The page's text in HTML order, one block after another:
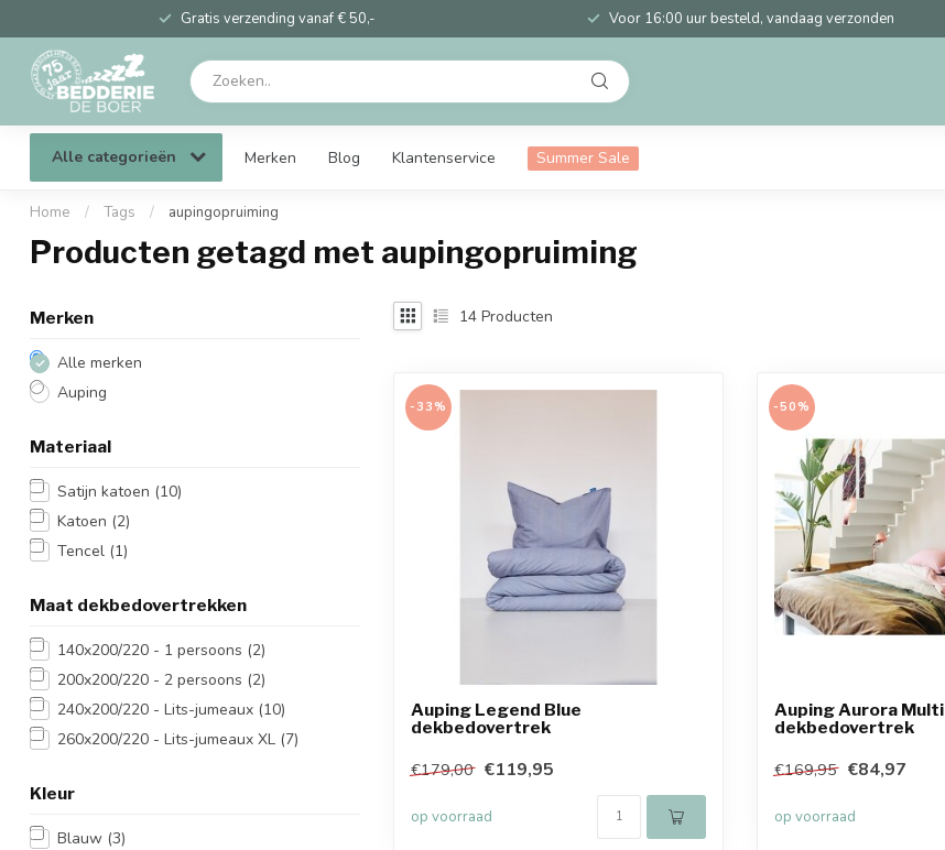
Gratis verzending vanaf € 50,- Voor 16:00 uur besteld, vandaag verzonden
Alle categorieën Merken Blog Klantenservice Summer Sale
Home / Tags / aupingopruiming
Producten getagd met aupingopruiming
Merken
Alle merken
Auping
Materiaal
Satijn katoen (10)
Katoen (2)
Tencel (1)
Maat dekbedovertrekken
140x200/220 - 1 persoons (2)
200x200/220 - 2 persoons (2)
240x200/220 - Lits-jumeaux (10)
260x200/220 - Lits-jumeaux XL (7)
Kleur
Blauw (3)
14 Producten
-33%
Auping Legend Blue
dekbedovertrek
€179,00 €119,95
op voorraad
-50%
Auping Aurora Multi
dekbedovertrek
€169,95 €84,97
op voorraad